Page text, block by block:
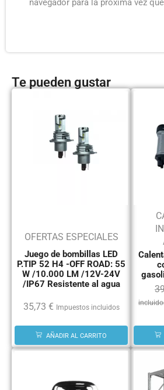
navegador para la próxima vez
Te pueden gustar
OFERTAS ESPECIALES
Juego de bombillas LED
P.TIP 52 H4 -OFF ROAD: 55
W /10.000 LM /12V-24V
/IP67 Resistente al agua
35,73 € Impuestos incluidos
AÑADIR AL CARRITO